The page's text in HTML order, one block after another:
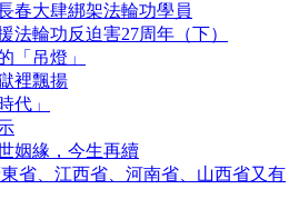
春大肆綁架法輪功學員
法輪功反迫害27周年（下）
「吊燈」
裡飄揚
代」
姻緣，今生再續
省、江西省、河南省、山西省又有